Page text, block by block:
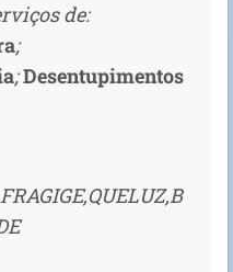
de:
;
;Desentupimentos